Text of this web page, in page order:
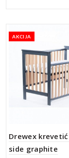
AKCIJA
Drewex
side graphite